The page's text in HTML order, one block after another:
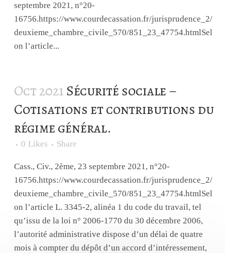
septembre 2021, n°20-
16756.https://www.courdecassation.fr/jurisprudence_2/
deuxieme_chambre_civile_570/851_23_47754.htmlSel
on l’article...
Oct 2021Sécurité sociale –
Cotisations et contributions du
régime général.
0 Likes Share
Cass., Civ., 2ème, 23 septembre 2021, n°20-
16756.https://www.courdecassation.fr/jurisprudence_2/
deuxieme_chambre_civile_570/851_23_47754.htmlSel
on l’article L. 3345-2, alinéa 1 du code du travail, tel
qu’issu de la loi n° 2006-1770 du 30 décembre 2006,
l’autorité administrative dispose d’un délai de quatre
mois à compter du dépôt d’un accord d’intéressement,